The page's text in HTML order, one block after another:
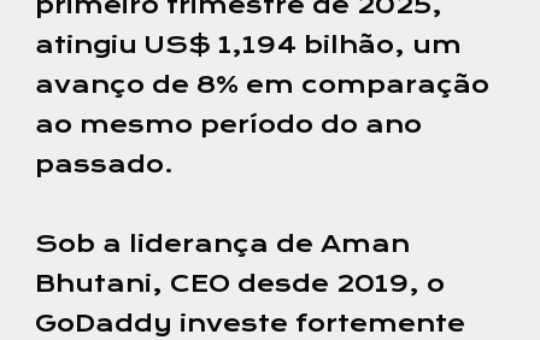
atingiu US$ 1,194 bilhão, um
avanço de 8% em comparação
ao mesmo período do ano
passado.
Sob a liderança de Aman
Bhutani, CEO desde 2019, o
GoDaddy investe fortemente